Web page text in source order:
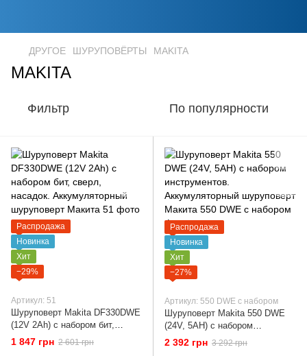
ДРУГОЕ ШУРУПОВЁРТЫ MAKITA
MAKITA
Фильтр По популярности
Распродажа
Новинка
Хит
−29%
Артикул: 51
Шуруповерт Makita DF330DWE
(12V 2Ah) с набором бит,
сверл, насадок.
Аккумуляторный шуруповерт
1 847 грн 2 601 грн
Распродажа
Новинка
Хит
−27%
Артикул: 550 DWE с набором
Шуруповерт Makita 550 DWE
(24V, 5AH) с набором
инструментов.
Аккумуляторный шуруповерт
2 392 грн 3 292 грн